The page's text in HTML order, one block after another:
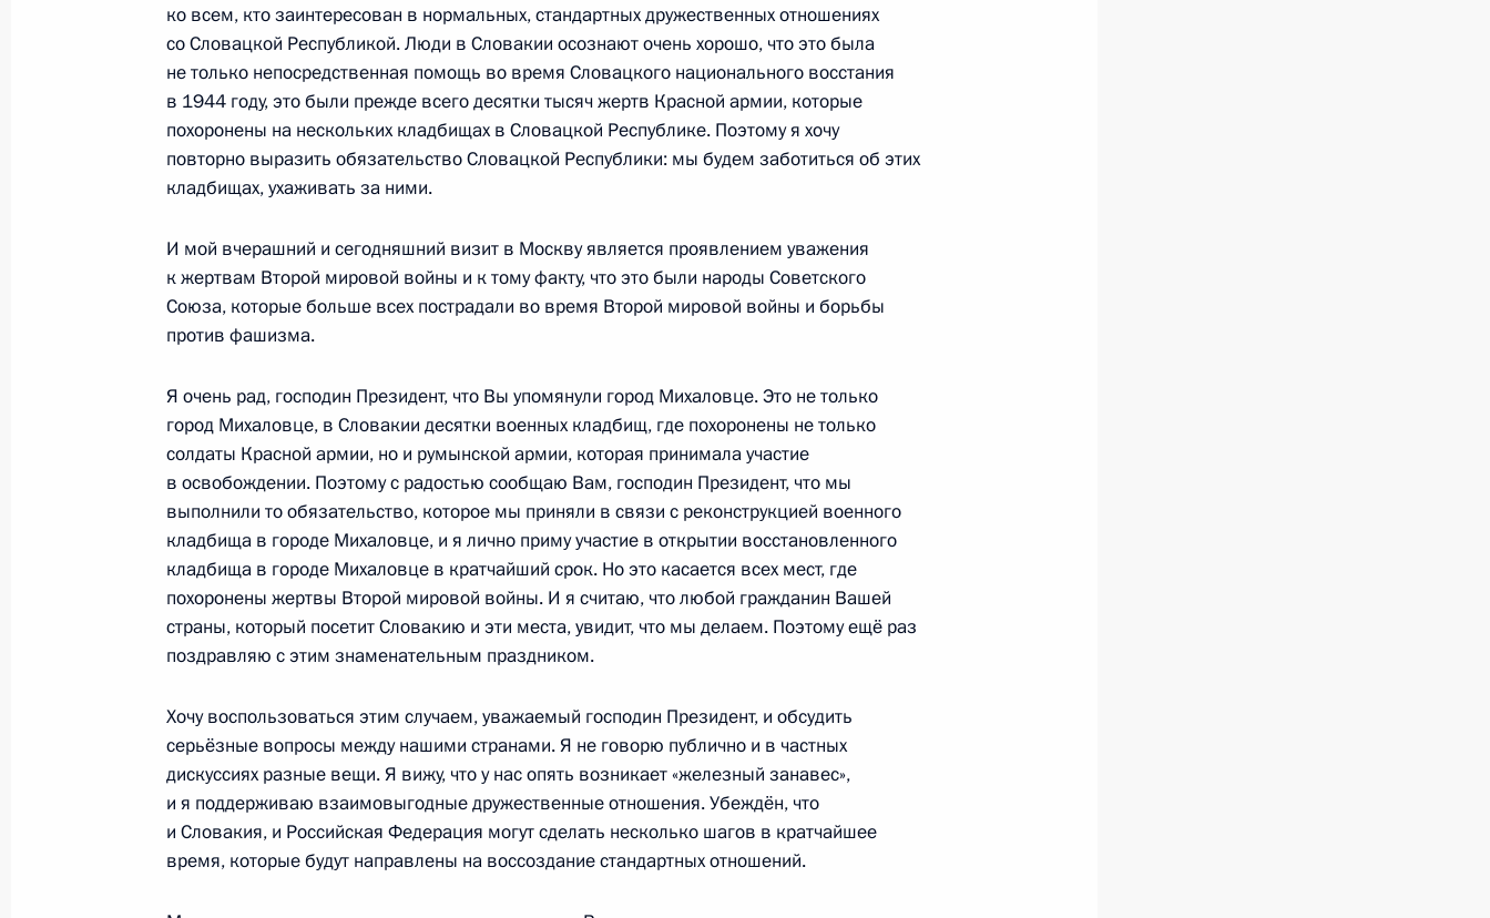
8 мая 2026 года, 12:00
Ратифицировано Соглашение об основах отношений между
Российской Федерацией и Тоголезской Республикой
2 мая 2026 года, 15:15
Ратифицировано российско-никарагуанское межправсоглашение
о военном сотрудничестве
Показать предыдущие материалы
Встреча с военнослужащими Военно-Морского Флота
26 июля 2026 года
Разделы сайта
Президента
России
Информационные
ресурсы
Президента России
Официальные
сетевые ресурсы
Президента России
Правовая и
техническая
информация
ко всем, кто заинтересован в нормальных, стандартных дружественных отношениях
со Словацкой Республикой. Люди в Словакии осознают очень хорошо, что это была
не только непосредственная помощь во время Словацкого национального восстания
в 1944 году, это были прежде всего десятки тысяч жертв Красной армии, которые
похоронены на нескольких кладбищах в Словацкой Республике. Поэтому я хочу
повторно выразить обязательство Словацкой Республики: мы будем заботиться об этих
кладбищах, ухаживать за ними.
И мой вчерашний и сегодняшний визит в Москву является проявлением уважения
к жертвам Второй мировой войны и к тому факту, что это были народы Советского
Союза, которые больше всех пострадали во время Второй мировой войны и борьбы
против фашизма.
Я очень рад, господин Президент, что Вы упомянули город Михаловце. Это не только
город Михаловце, в Словакии десятки военных кладбищ, где похоронены не только
солдаты Красной армии, но и румынской армии, которая принимала участие
в освобождении. Поэтому с радостью сообщаю Вам, господин Президент, что мы
выполнили то обязательство, которое мы приняли в связи с реконструкцией военного
кладбища в городе Михаловце, и я лично приму участие в открытии восстановленного
кладбища в городе Михаловце в кратчайший срок. Но это касается всех мест, где
похоронены жертвы Второй мировой войны. И я считаю, что любой гражданин Вашей
страны, который посетит Словакию и эти места, увидит, что мы делаем. Поэтому ещё раз
поздравляю с этим знаменательным праздником.
Хочу воспользоваться этим случаем, уважаемый господин Президент, и обсудить
серьёзные вопросы между нашими странами. Я не говорю публично и в частных
дискуссиях разные вещи. Я вижу, что у нас опять возникает «железный занавес»,
и я поддерживаю взаимовыгодные дружественные отношения. Убеждён, что
и Словакия, и Российская Федерация могут сделать несколько шагов в кратчайшее
время, которые будут направлены на воссоздание стандартных отношений.